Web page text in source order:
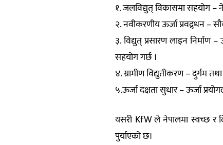
१. जलविद्युत् विकासमा सहयोग –
२. नवीकरणीय ऊर्जा प्रवद्र्धन –
३. विद्युत् प्रसारण लाइन निर्माण
सहयोग गर्छ ।
४. ग्रामीण विद्युतीकरण – दुर्गम
५.ऊर्जा दक्षता सुधार – ऊर्जा
यसरी KfW ले नेपालमा स्वच्छ र
पुर्याएको छ।